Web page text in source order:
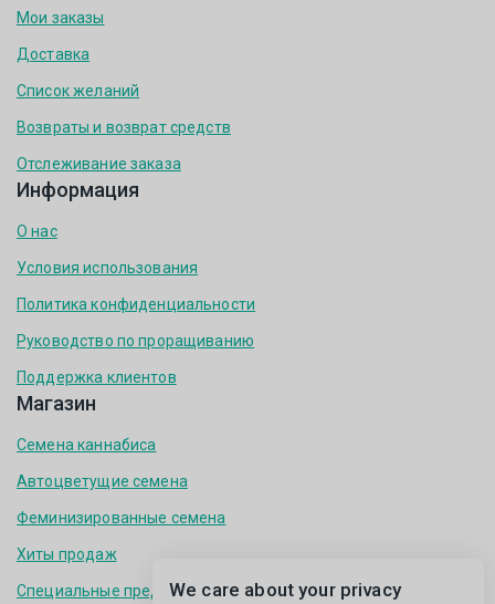
Мои заказы
Доставка
Список желаний
Возвраты и возврат средств
Отслеживание заказа
Информация
О нас
Условия использования
Политика конфиденциальности
Руководство по проращиванию
Поддержка клиентов
Магазин
Семена каннабиса
Автоцветущие семена
Феминизированные семена
Хиты продаж
Специальные предложенияWe care about your privacy